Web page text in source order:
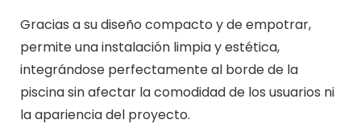
Gracias a su diseño compacto y de empotrar,
permite una instalación limpia y estética,
integrándose perfectamente al borde de la
piscina sin afectar la comodidad de los usuarios ni
la apariencia del proyecto.